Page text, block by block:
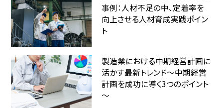
事例：人材不足の中、定着率を
向上させる人材育成実践ポイン
ト
製造業における中期経営計画に
活かす最新トレンド～中期経営
計画を成功に導く3つのポイント
～